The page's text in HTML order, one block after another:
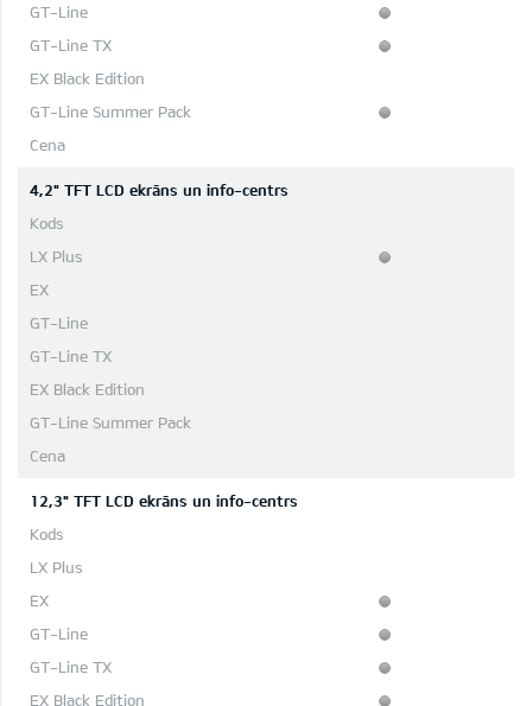
4,2" TFT LCD ekrāns un info-centrs
12,3" TFT LCD ekrāns un info-centrs